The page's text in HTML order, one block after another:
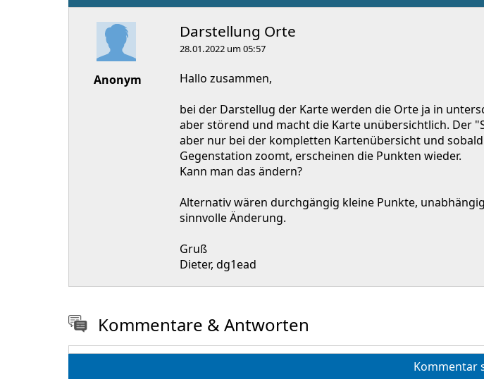
Anonym
Darstellung Orte
28.01.2022 um 05:57
Hallo zusammen,
bei der Darstellug der Karte werden die Orte ja in
aber störend und macht die Karte unübersichtlich. Der
aber nur bei der kompletten Kartenübersicht und
Gegenstation zoomt, erscheinen die Punkten wieder.
Kann man das ändern?
Alternativ wären durchgängig kleine Punkte,
sinnvolle Änderung.
Gruß
Dieter, dg1ead
Kommentare & Antworten
Kommentar